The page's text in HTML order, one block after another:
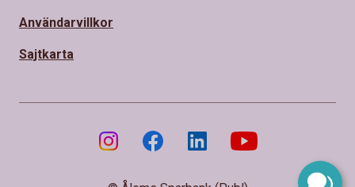
Användarvillkor
Sajtkarta